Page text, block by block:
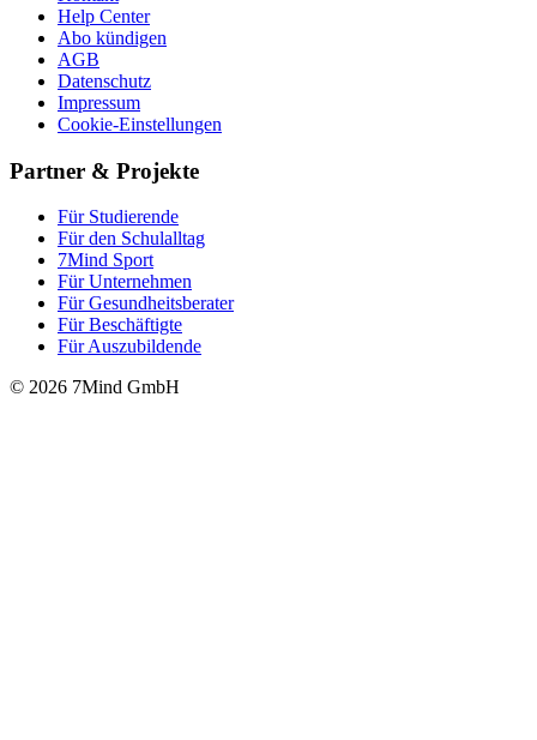
Help Center
Abo kündigen
AGB
Datenschutz
Impressum
Cookie-Einstellungen
Partner & Projekte
Für Stu­die­rende
Für den Schulalltag
7Mind Sport
Für Unter­neh­men
Für Gesund­heits­be­ra­ter
Für Beschäftigte
Für Auszubildende
© 2026 7Mind GmbH